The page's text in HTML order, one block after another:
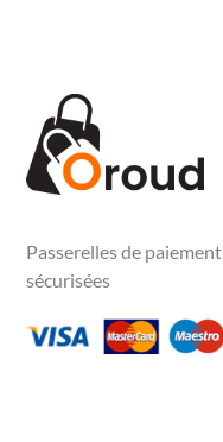
Passerelles de paiement
sécurisées